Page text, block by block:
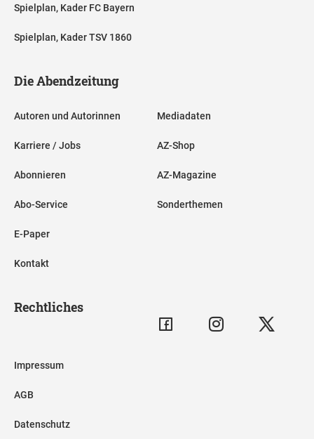
Spielplan, Kader FC Bayern
Spielplan, Kader TSV 1860
Die Abendzeitung
Autoren und Autorinnen
Karriere / Jobs
Abonnieren
Abo-Service
E-Paper
Kontakt
Mediadaten
AZ-Shop
AZ-Magazine
Sonderthemen
Rechtliches
Impressum
AGB
Datenschutz